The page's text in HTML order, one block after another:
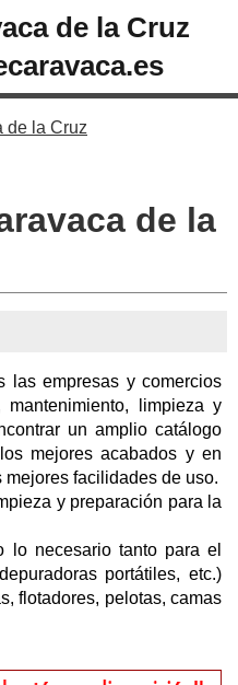
de la Cruz
de la Cruz
de la
las empresas y comercios
limpieza y
un amplio catálogo
mejores acabados y en
facilidades de uso.
y preparación para la
lo necesario tanto para el
portátiles, etc.)
flotadores, pelotas, camas